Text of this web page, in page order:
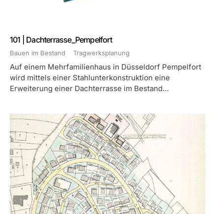
101 | Dachterrasse_Pempelfort
Bauen im Bestand Tragwerksplanung
Auf einem Mehrfamilienhaus in Düsseldorf Pempelfort
wird mittels einer Stahlunterkonstruktion eine
Erweiterung einer Dachterrasse im Bestand…